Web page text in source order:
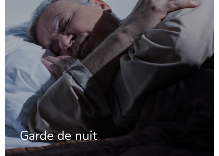
Garde de nuit